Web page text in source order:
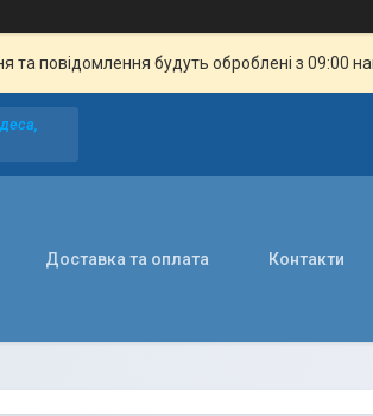
та повідомлення будуть оброблені з 09:00
Доставка та оплата Контакти